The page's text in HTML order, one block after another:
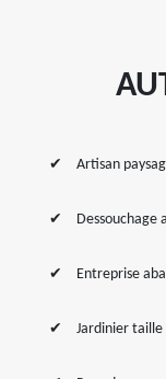
Artisan
Dessouchage
Entreprise
Jardinier taille